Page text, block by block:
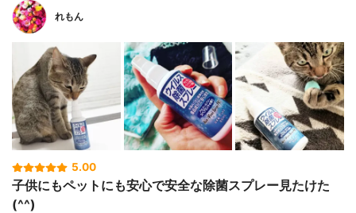
れもん
5.00
子供にもペットにも安心で安全な除菌スプレー見たけた
(^^)